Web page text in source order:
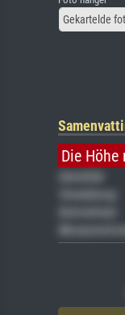
Gekartelde
Die